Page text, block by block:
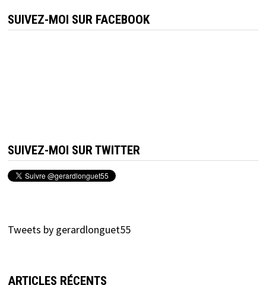
SUIVEZ-MOI SUR FACEBOOK
SUIVEZ-MOI SUR TWITTER
Tweets by gerardlonguet55
ARTICLES RÉCENTS